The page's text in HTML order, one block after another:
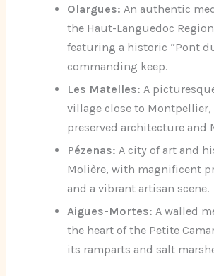
Olargues: An authentic
the Haut-Languedoc
featuring a historic “Pont
commanding keep.
Les Matelles: A
village close to
preserved architecture and
Pézenas: A city of art and
Molière, with magnificent
and a vibrant artisan scene.
Aigues-Mortes: A walled
the heart of the Petite
its ramparts and salt